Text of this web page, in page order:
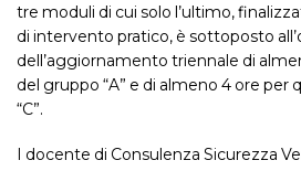
tre moduli di cui solo l’ultimo,
di intervento pratico, è sottoposto
dell’aggiornamento triennale di
del gruppo “A” e di almeno 4 ore per
“C”.
I docente di Consulenza Sicurezza